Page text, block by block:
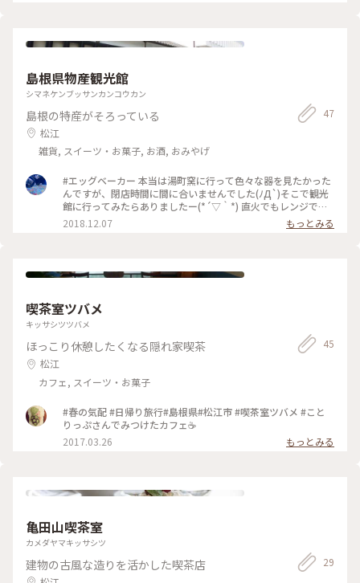
島根県物産観光館
シマネケンブッサンカンコウカン
島根の特産がそろっている
松江
雑貨, スイーツ・お菓子, お酒, おみやげ
47
#エッグベーカー 本当は湯町窯に行って色々な器を見たかった
んですが、閉店時間に間に合いませんでした(ﾉД`)そこで観光
館に行ってみたらありましたー(*´▽｀*) 直火でもレンジでも
使えます。さっそく使ってみましたが本当に簡単に目玉焼きが
出来ます！買って良かった♪ #島根 #松江 #湯町窯 #玉造温泉 #
2018.12.07 もっとみる
喫茶室ツバメ
キッサシツツバメ
ほっこり休憩したくなる隠れ家喫茶
松江
カフェ, スイーツ・お菓子
45
#春の気配 #日帰り旅行#島根県#松江市 #喫茶室ツバメ #こと
りっぷさんでみつけたカフェ☕️
2017.03.26
もっとみる
亀田山喫茶室
カメダヤマキッサシツ
建物の古風な造りを活かした喫茶店 29